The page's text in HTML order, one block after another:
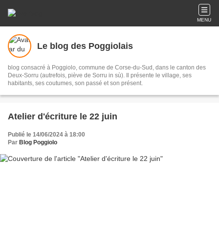
MENU
Le blog des Poggiolais
blog consacré à Poggiolo, commune de Corse-du-Sud, dans le canton des
Deux-Sorru (autrefois, piève de Sorru in sù). Il présente le village, ses
habitants, ses coutumes, son passé et son présent.
Atelier d'écriture le 22 juin
Publié le 14/06/2024 à 18:00
Par Blog Poggiolo